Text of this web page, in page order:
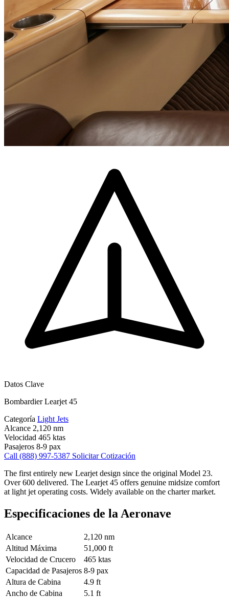
Datos Clave
Bombardier Learjet 45
Categoría Light Jets
Alcance 2,120 nm
Velocidad 465 ktas
Pasajeros 8-9 pax
Call (888) 997-5387 Solicitar Cotización
The first entirely new Learjet design since the original Model 23.
Over 600 delivered. The Learjet 45 offers genuine midsize comfort
at light jet operating costs. Widely available on the charter market.
Especificaciones de la Aeronave
Alcance
2,120 nm
Altitud Máxima
51,000 ft
Velocidad de Crucero
465 ktas
Capacidad de Pasajeros 8-9 pax
Altura de Cabina
4.9 ft
Ancho de Cabina
5.1 ft